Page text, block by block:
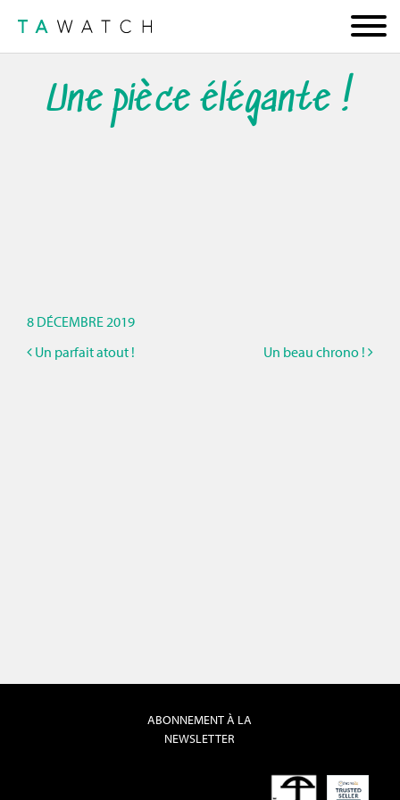
Une pièce élégante !
8 DÉCEMBRE 2019
Un parfait atout !
Un beau chrono !
ABONNEMENT À LA
NEWSLETTER